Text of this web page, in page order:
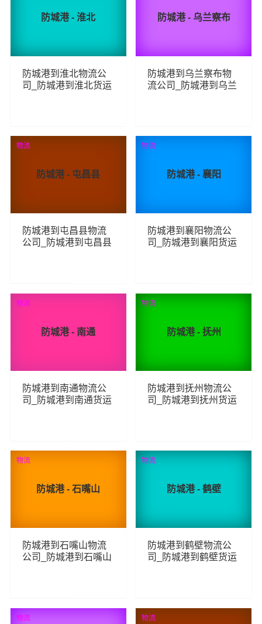
防城港 - 淮北
防城港到淮北物流公
司_防城港到淮北货运
211 查看详细
防城港 - 乌兰察布
防城港到乌兰察布物
流公司_防城港到乌兰
288 查看详细
防城港 - 屯昌县
防城港到屯昌县物流
公司_防城港到屯昌县
219 查看详细
物流
防城港 - 襄阳
防城港到襄阳物流公
司_防城港到襄阳货运
205 查看详细
物流
防城港 - 南通
防城港到南通物流公
司_防城港到南通货运
211 查看详细
物流
防城港 - 抚州
防城港到抚州物流公
司_防城港到抚州货运
309 查看详细
物流
防城港 - 石嘴山
防城港到石嘴山物流
公司_防城港到石嘴山
264 查看详细
物流
防城港 - 鹤壁
防城港到鹤壁物流公
司_防城港到鹤壁货运
244 查看详细
物流
物流 物流